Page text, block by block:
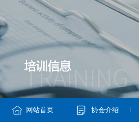
网站首页 协会介绍